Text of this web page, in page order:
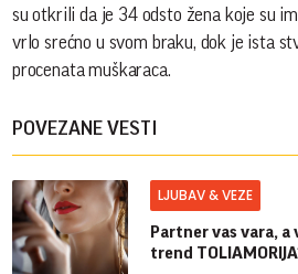
su otkrili da je 34 odsto žena koje su
vrlo srećno u svom braku, dok je ista
procenata muškaraca.
POVEZANE VESTI
LJUBAV & VEZE
Partner vas vara,
trend